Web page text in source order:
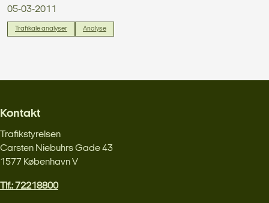
05-03-2011
Trafikale analyser Analyse
Kontakt
Trafikstyrelsen
Carsten Niebuhrs Gade 43
1577 København V
Tlf.: 72218800